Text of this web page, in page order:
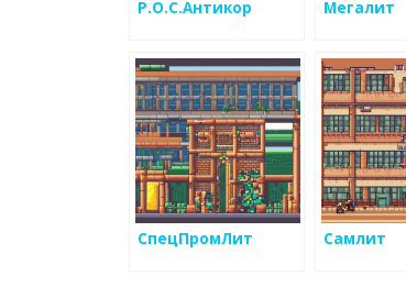
Р.О.С.Антикор Мегалит
СпецПромЛит Самлит